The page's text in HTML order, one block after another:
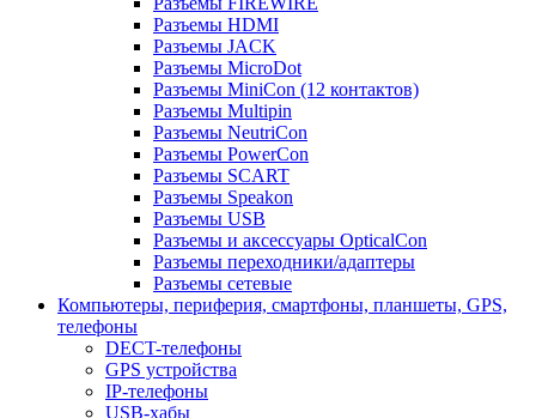
Разъемы HDMI
Разъемы JACK
Разъемы MicroDot
Разъемы MiniCon (12 контактов)
Разъемы Multipin
Разъемы NeutriCon
Разъемы PowerCon
Разъемы SCART
Разъемы Speakon
Разъемы USB
Разъемы и аксессуары OpticalCon
Разъемы переходники/адаптеры
Разъемы сетевые
Компьютеры, периферия, смартфоны, планшеты, GPS,
телефоны
DECT-телефоны
GPS устройства
IP-телефоны
USB-хабы